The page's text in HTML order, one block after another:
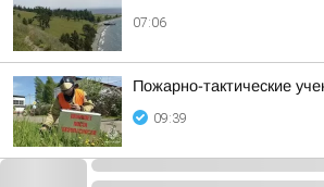
07:06
Пожарно-тактические
09:39